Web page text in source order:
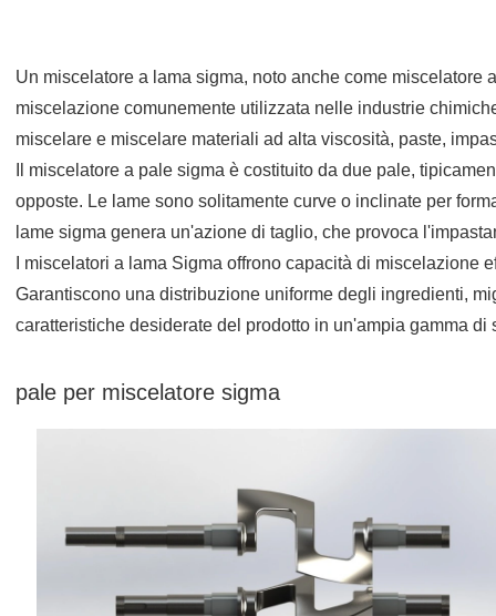
Un miscelatore a lama sigma, noto anche come
miscelazione comunemente utilizzata nelle industrie
miscelare e miscelare materiali ad alta viscosità, paste,
Il miscelatore a pale sigma è costituito da due pale,
opposte. Le lame sono solitamente curve o inclinate per
lame sigma genera un'azione di taglio, che provoca
I miscelatori a lama Sigma offrono capacità di
Garantiscono una distribuzione uniforme degli ingredienti,
caratteristiche desiderate del prodotto in un'ampia gamma di
pale per miscelatore sigma